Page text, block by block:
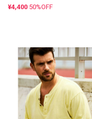
¥4,400 50%OFF